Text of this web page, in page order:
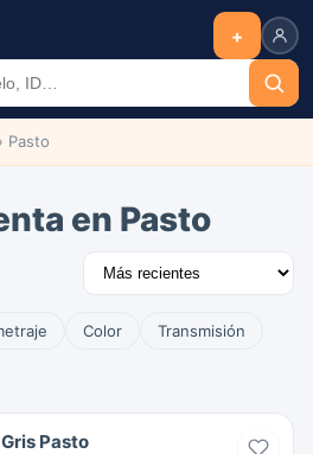
+
› Pasto
en Pasto
Color Transmisión
Pasto